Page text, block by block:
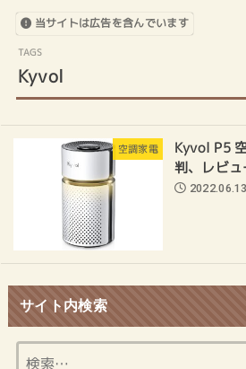
当サイトは広告を含んでいます
Kyvol
空調家電
Kyvol P5
判、レビュ
2022.06.13
サイト内検索